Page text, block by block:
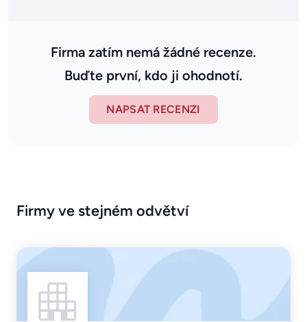
Firma zatím nemá žádné recenze.
Buďte první, kdo ji ohodnotí.
NAPSAT RECENZI
Firmy ve stejném odvětví